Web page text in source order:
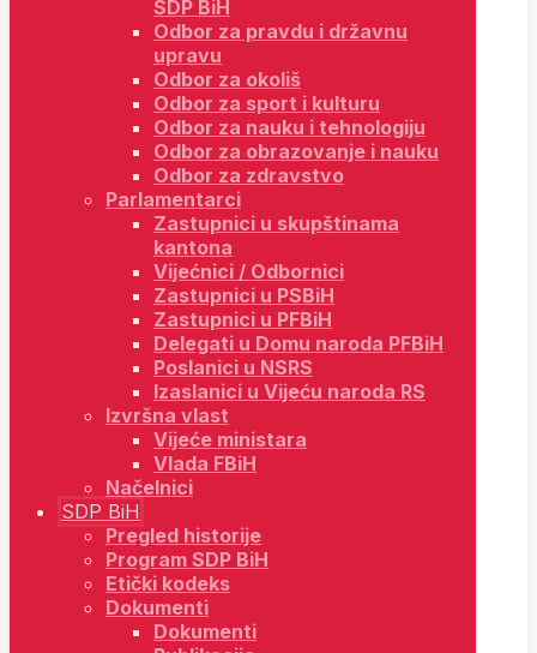
SDP BiH
Odbor za pravdu i državnu
upravu
Odbor za okoliš
Odbor za sport i kulturu
Odbor za nauku i tehnologiju
Odbor za obrazovanje i nauku
Odbor za zdravstvo
Parlamentarci
Zastupnici u skupštinama
kantona
Vijećnici / Odbornici
Zastupnici u PSBiH
Zastupnici u PFBiH
Delegati u Domu naroda PFBiH
Poslanici u NSRS
Izaslanici u Vijeću naroda RS
Izvršna vlast
Vijeće ministara
Vlada FBiH
Načelnici
SDP BiH
Pregled historije
Program SDP BiH
Etički kodeks
Dokumenti
Dokumenti